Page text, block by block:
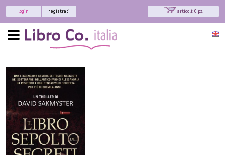
articoli: 0 pz.
registrati
login